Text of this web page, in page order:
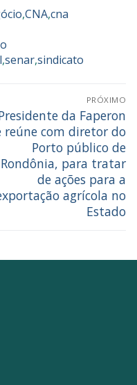
,CNA,cna
,senar,sindicato
PRÓXIMO
da Faperon
reúne com diretor do
Porto público de
Rondônia, para tratar
de ações para a
agrícola no
Estado